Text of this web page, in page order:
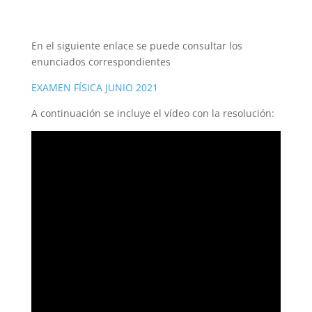
En el siguiente enlace se puede consultar los
enunciados correspondientes
EXAMEN FÍSICA JUNIO 2021
A continuación se incluye el vídeo con la resolución: